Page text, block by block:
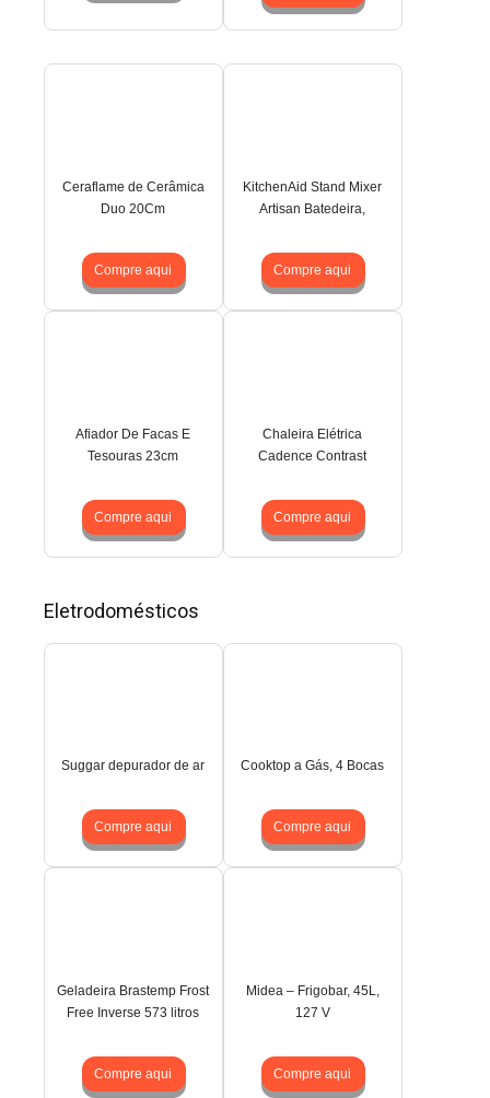
Ceraflame de Cerâmica
Duo 20Cm
Compre aqui
KitchenAid Stand Mixer
Artisan Batedeira,
Compre aqui
Afiador De Facas E
Tesouras 23cm
Compre aqui
Chaleira Elétrica
Cadence Contrast
Compre aqui
Eletrodomésticos
Suggar depurador de ar
Compre aqui
Cooktop a Gás, 4 Bocas
Compre aqui
Geladeira Brastemp Frost
Free Inverse 573 litros
Compre aqui
Midea – Frigobar, 45L,
127 V
Compre aqui